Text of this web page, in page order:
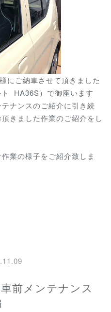
にご納車させて頂きました
HA36S）で御座います
ナンスのご紹介に引き続
きました作業のご紹介をし
業の様子をご紹介致しま